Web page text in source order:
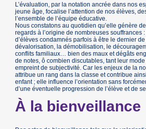
L’évaluation, par la notation ancrée dans nos
jeune âge, focalise l’attention de nos élèves,
l’ensemble de l’équipe éducative.
Nous constatons au quotidien qu’elle génère
regards à l’origine de nombreuses souffrances
d’élèves condamnés parfois à être le dernier
dévalorisation, la démobilisation, le
conflits familiaux… bien des maux et dégâts
de notes, ô combien discutables, tant leur mode
empreint de subjectivité. Car les enjeux de la
attribue un rang dans la classe et contribue
enfant ; elle influence l’orientation sans
d’une éventuelle progression de l’élève et de
À la bienveillance